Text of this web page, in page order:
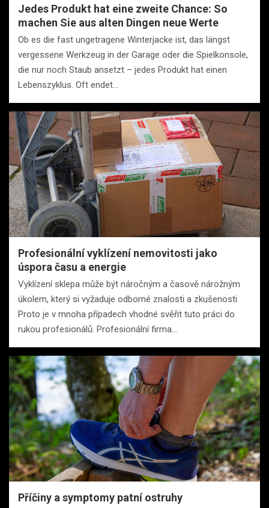
Jedes Produkt hat eine zweite Chance: So
machen Sie aus alten Dingen neue Werte
Ob es die fast ungetragene Winterjacke ist, das längst
vergessene Werkzeug in der Garage oder die Spielkonsole,
die nur noch Staub ansetzt – jedes Produkt hat einen
Lebenszyklus. Oft endet…
Profesionální vyklízení nemovitosti jako
úspora času a energie
Vyklízení sklepa může být náročným a časově nárožným
úkolem, který si vyžaduje odborné znalosti a zkušenosti.
Proto je v mnoha případech vhodné svěřit tuto práci do
rukou profesionálů. Profesionální firma…
Příčiny a symptomy patní ostruhy